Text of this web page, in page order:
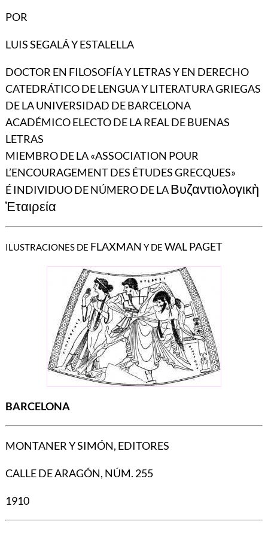
POR
LUIS SEGALÁ Y ESTALELLA
DOCTOR EN FILOSOFÍA Y LETRAS Y EN DERECHO
CATEDRÁTICO DE LENGUA Y LITERATURA GRIEGAS
DE LA UNIVERSIDAD DE BARCELONA
ACADÉMICO ELECTO DE LA REAL DE BUENAS
LETRAS
MIEMBRO DE LA «ASSOCIATION POUR
L’ENCOURAGEMENT DES ÉTUDES GRECQUES»
É INDIVIDUO DE NÚMERO DE LAΒυζαντιολογικὴ
Ἑταιρεία
ILUSTRACIONES DE FLAXMAN Y DE WAL PAGET
BARCELONA
MONTANER Y SIMÓN, EDITORES
CALLE DE ARAGÓN, NÚM. 255
1910